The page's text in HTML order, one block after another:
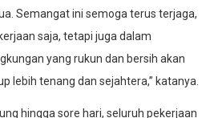
Semangat ini semoga terus terjaga,
saja, tetapi juga dalam
yang rukun dan bersih akan
lebih tenang dan sejahtera,” katanya.
hingga sore hari, seluruh pekerjaan